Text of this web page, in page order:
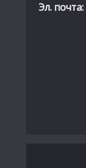
Эл. почта: